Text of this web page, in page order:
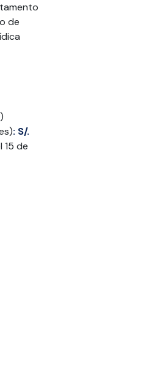
de
)
: S/.
15 de